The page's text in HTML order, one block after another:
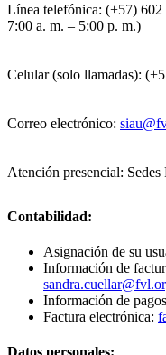
Línea telefónica: (+57) 602
7:00 a. m. – 5:00 p. m.)
Celular (solo llamadas):
Correo electrónico:
Atención presencial:
Contabilidad:
Asignación de su
Información de
Información de
Factura electrónica: